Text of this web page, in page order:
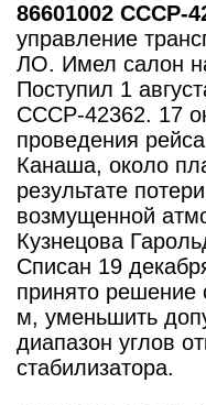
86601002 CCCP-
управление
ЛО. Имел салон
Поступил 1
СССР-42362. 17
проведения
Канаша, около
результате
возмущенной
Кузнецова
Списан 19
принято решение
м, уменьшить
диапазон углов
стабилизатора.